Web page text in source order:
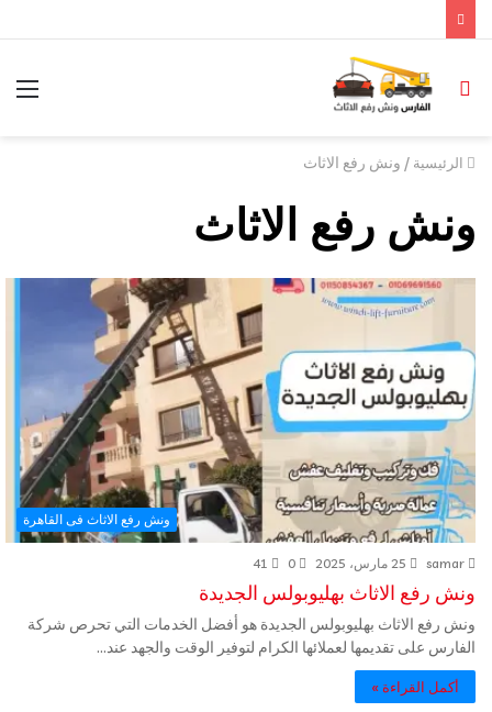
الرئيسية / ونش رفع الاثاث
ونش رفع الاثاث
ونش رفع الاثاث فى القاهرة
samar 25 مارس، 2025 0
41
ونش رفع الاثاث بهليوبولس الجديدة
ونش رفع الاثاث بهليوبولس الجديدة هو أفضل الخدمات التي تحرص شركة
الفارس على تقديمها لعملائها الكرام لتوفير الوقت والجهد عند…
أكمل القراءة »